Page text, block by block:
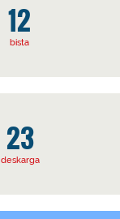
12
bista
23
deskarga